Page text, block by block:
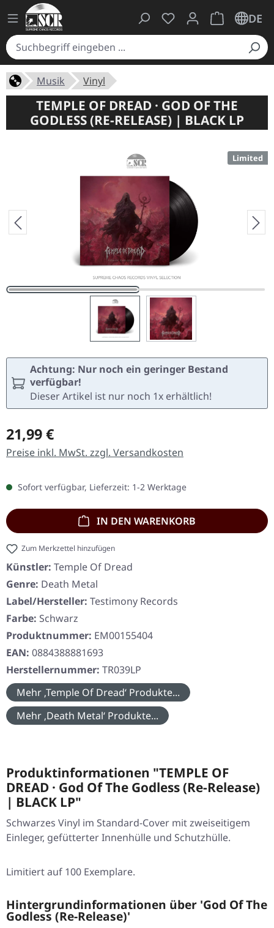
Du hast 0 Produkte
Warenkorb
DE
Musik Vinyl
TEMPLE OF DREAD · GOD OF THE
GODLESS (RE-RELEASE) | BLACK LP
Limited
Achtung: Nur noch ein geringer Bestand
verfügbar!
Dieser Artikel ist nur noch 1x erhältlich!
Regulärer Preis:
21,99 €
Preise inkl. MwSt. zzgl. Versandkosten
Sofort verfügbar, Lieferzeit: 1-2 Werktage
IN DEN WARENKORB
Zum Merkzettel hinzufügen
Künstler: Temple Of Dread
Genre: Death Metal
Label/Hersteller: Testimony Records
Farbe: Schwarz
Produktnummer: EM00155404
EAN: 0884388881693
Herstellernummer: TR039LP
Mehr ‚Temple Of Dread‘ Produkte...
Mehr ‚Death Metal‘ Produkte...
Produktinformationen "TEMPLE OF
DREAD · God Of The Godless (Re-Release)
| BLACK LP"
Schwarzes Vinyl im Standard-Cover mit zweiseitigem
Einleger, gefütterter Innenhülle und Schutzhülle.
Limitiert auf 100 Exemplare.
Hintergrundinformationen über 'God Of The
Godless (Re-Release)'